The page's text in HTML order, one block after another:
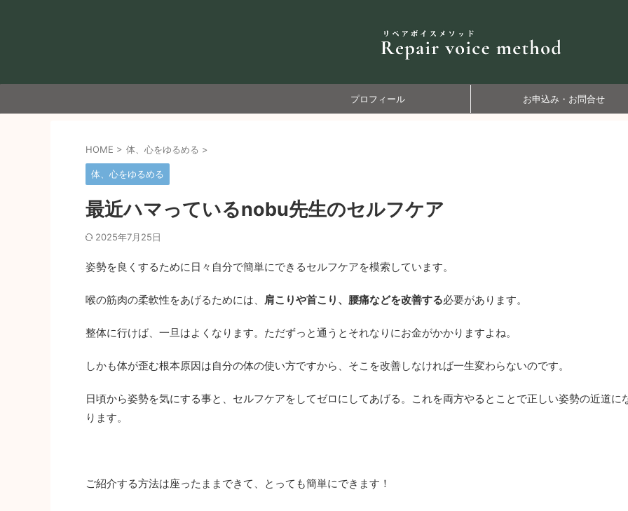
プロフィール お申込み・お問合せ
HOME > 体、心をゆるめる >
体、心をゆるめる
最近ハマっているnobu先生のセルフケア
2025年7月25日
姿勢を良くするために日々自分で簡単にできるセルフケアを模索しています。
喉の筋肉の柔軟性をあげるためには、 肩こりや首こり、腰痛などを改善する必要があります。
整体に行けば、一旦はよくなります。ただずっと通うとそれなりにお金がかかりますよね。
しかも体が歪む根本原因は自分の体の使い方ですから、そこを改善しなければ一生変わらないのです。
日頃から姿勢を気にする事と、セルフケアをしてゼロにしてあげる。これを両方やるとことで正しい姿勢の近道に
ります。
ご紹介する方法は座ったままできて、とっても簡単にできます！